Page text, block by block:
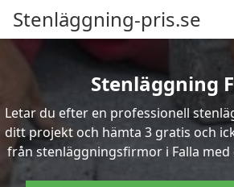
Stenläggning-pris.se
Stenläggning
Letar du efter en professionell
ditt projekt och hämta 3 gratis och
från stenläggningsfirmor i Falla med